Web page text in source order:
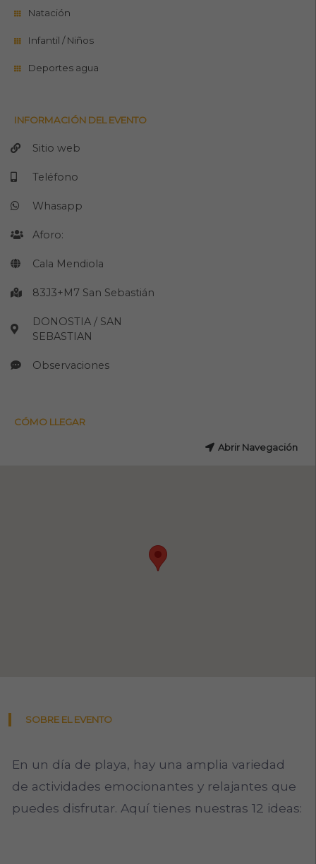
SOBRE EL EVENTO
En un día de playa, hay una amplia variedad
de actividades emocionantes y relajantes que
puedes disfrutar. Aquí tienes nuestras 12 ideas:
Natación
Infantil / Niños
Deportes agua
INFORMACIÓN DEL EVENTO
Sitio web
Teléfono
Whasapp
Aforo:
Cala Mendiola
83J3+M7 San Sebastián
DONOSTIA / SAN
SEBASTIAN
Observaciones
CÓMO LLEGAR
Abrir Navegación